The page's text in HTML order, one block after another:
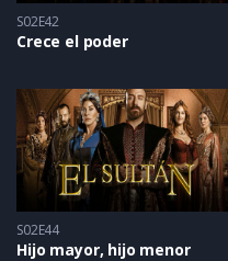
S02E42
Crece el poder
S02E44
Hijo mayor, hijo menor